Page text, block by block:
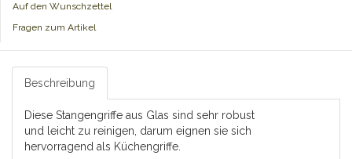
Auf den Wunschzettel
Fragen zum Artikel
Beschreibung
Diese Stangengriffe aus Glas sind sehr robust
und leicht zu reinigen, darum eignen sie sich
hervorragend als Küchengriffe.